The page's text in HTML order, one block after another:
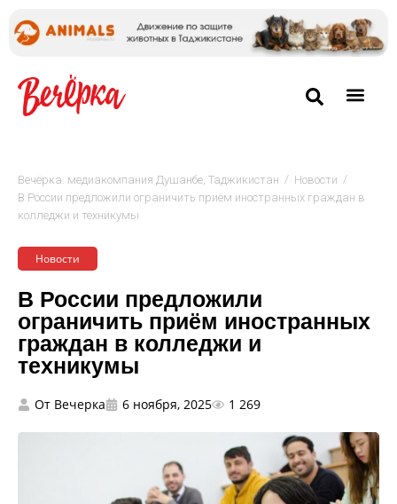
Вечёрка: медиакомпания Душанбе, Таджикистан / Новости /
В России предложили ограничить приём иностранных граждан в
колледжи и техникумы
Новости
В России предложили
ограничить приём иностранных
граждан в колледжи и
техникумы
От Вечерка 6 ноября, 2025 1 269